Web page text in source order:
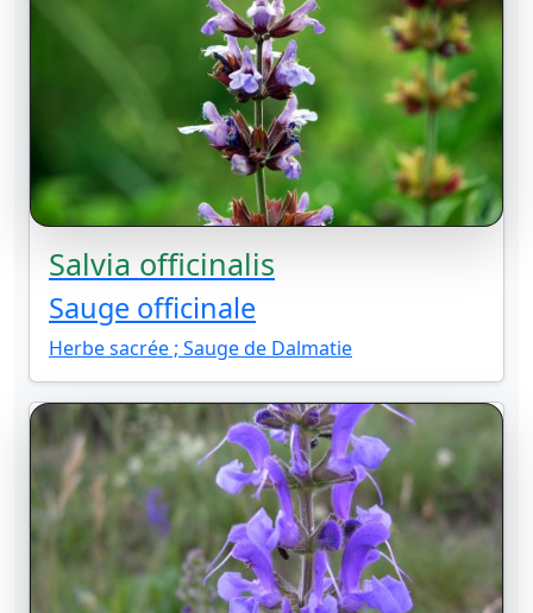
Salvia officinalis
Sauge officinale
Herbe sacrée ; Sauge de Dalmatie